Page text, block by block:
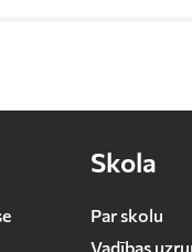
Skola
Par skolu
Vadības